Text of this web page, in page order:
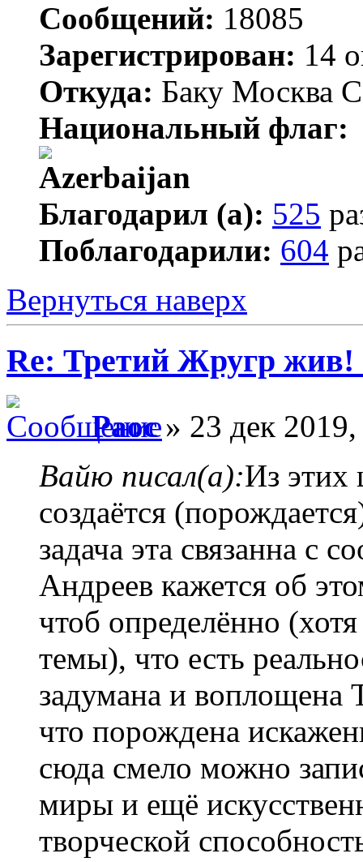
Сообщений: 18085
Зарегистрирован: 14
Откуда: Баку Москва
Национальный флаг:
Благодарил (а): 525
Поблагодарили: 604
Вернуться наверх
Re: Третий Жругр жив!
Раос» 23 дек
Вайю писал(а):Из этих
создаётся
задача эта связанна с
Андреев кажется об
чтоб определённо
темы), что есть
задумана и воплощена
что порождена
сюда смело можно
миры и ещё
творческой